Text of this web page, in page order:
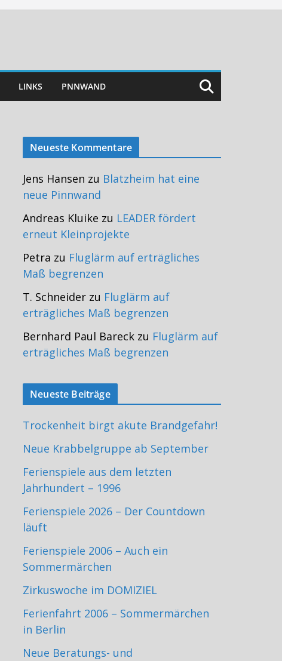
LINKS PNNWAND
Neueste Kommentare
Jens Hansen zu Blatzheim hat eine
neue Pinnwand
Andreas Kluike zu LEADER fördert
erneut Kleinprojekte
Petra zu Fluglärm auf erträgliches
Maß begrenzen
T. Schneider zu Fluglärm auf
erträgliches Maß begrenzen
Bernhard Paul Bareck zu Fluglärm auf
erträgliches Maß begrenzen
Neueste Beiträge
Trockenheit birgt akute Brandgefahr!
Neue Krabbelgruppe ab September
Ferienspiele aus dem letzten
Jahrhundert – 1996
Ferienspiele 2026 – Der Countdown
läuft
Ferienspiele 2006 – Auch ein
Sommermärchen
Zirkuswoche im DOMIZIEL
Ferienfahrt 2006 – Sommermärchen
in Berlin
Neue Beratungs- und